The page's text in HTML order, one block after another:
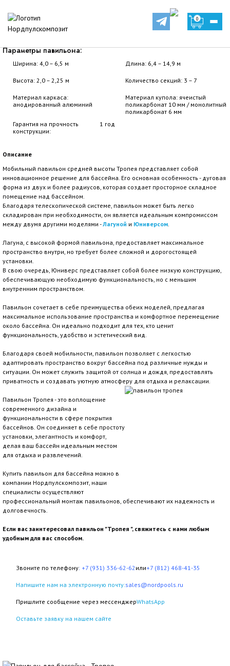
0
Павильон для бассейна - Тропея
Павильон для бассейна - Тропея
Параметры павильона:
Ширина: 4,0 – 6,5 м Длина: 6,4 – 14,9 м
Высота: 2,0 – 2,25 м Количество секций: 3 – 7
Материал каркаса:
анодированный алюминий
Материал купола: ячеистый
поликарбонат 10 мм / монолитный
поликарбонат 6 мм
Гарантия на прочность
конструкции:
1 год
Описание
Мобильный павильон средней высоты Тропея представляет собой
инновационное решение для бассейна. Его основная особенность - дуговая
форма из двух и более радиусов, которая создает просторное складное
помещение над бассейном.
Благодаря телескопической системе, павильон может быть легко
складирован при необходимости, он является идеальным компромиссом
между двумя другими моделями - Лагуной и Юниверсом.
Лагуна, с высокой формой павильона, предоставляет максимальное
пространство внутри, но требует более сложной и дорогостоящей
установки.
В свою очередь, Юниверс представляет собой более низкую конструкцию,
обеспечивающую необходимую функциональность, но с меньшим
внутренним пространством.
Павильон сочетает в себе преимущества обеих моделей, предлагая
максимальное использование пространства и комфортное перемещение
около бассейна. Он идеально подходит для тех, кто ценит
функциональность, удобство и эстетический вид.
Благодаря своей мобильности, павильон позволяет с легкостью
адаптировать пространство вокруг бассейна под различные нужды и
ситуации. Он может служить защитой от солнца и дождя, предоставлять
приватность и создавать уютную атмосферу для отдыха и релаксации.
Павильон Тропея - это воплощение
современного дизайна и
функциональности в сфере покрытия
бассейнов. Он соединяет в себе простоту
установки, элегантность и комфорт,
делая ваш бассейн идеальным местом
для отдыха и развлечений.
Купить павильон для бассейна можно в
компании Нордпулскомпозит, наши
специалисты осуществляют
профессиональный монтаж павильонов, обеспечивают их надежность и
долговечность.
Если вас заинтересовал павильон "Тропея ", свяжитесь с нами любым
удобным для вас способом.
Звоните по телефону: +7 (931) 336-62-62или+7 (812) 468-41-35
Напишите нам на электронную почту:sales@nordpools.ru
Пришлите сообщение через мессенджерWhatsApp
Оставьте заявку на нашем сайте